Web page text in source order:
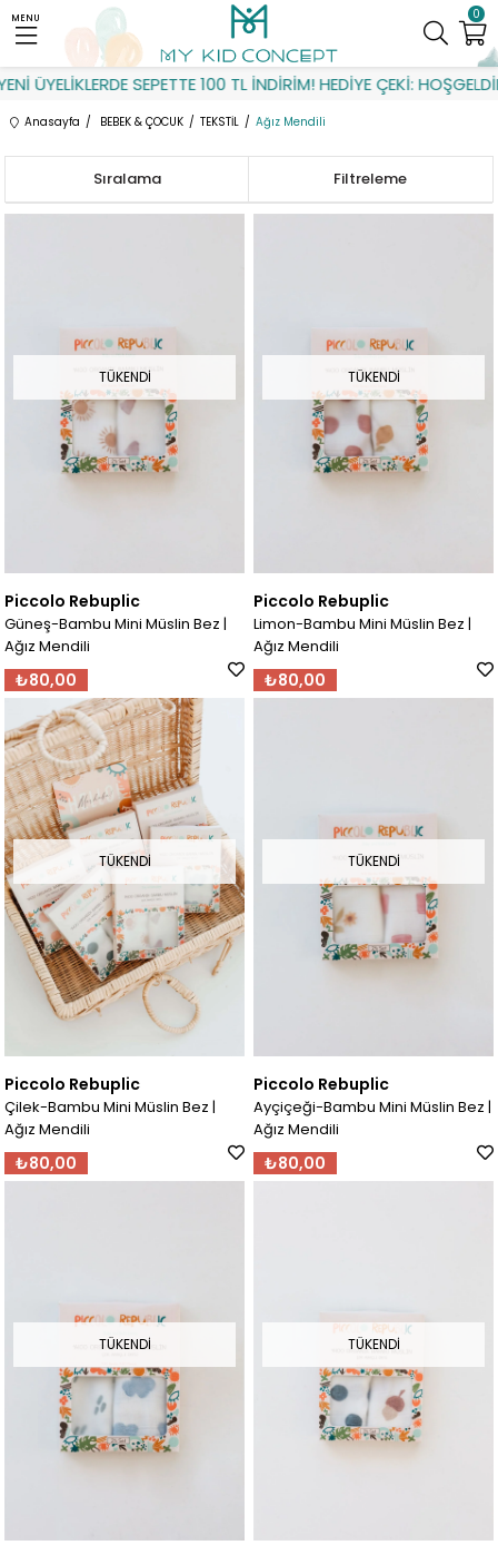
ÜYELİKLERDE SEPETTE 100 TL İNDİRİM! HEDİYE ÇEKİ: HOŞGELDİN
0
MENU
Anasayfa BEBEK & ÇOCUK TEKSTİL Ağız Mendili
Filtreleme
Sıralama
TÜKENDI
Piccolo Rebuplic
Güneş-Bambu Mini Müslin Bez |
Ağız Mendili
₺80,00
TÜKENDI
Piccolo Rebuplic
Limon-Bambu Mini Müslin Bez |
Ağız Mendili
₺80,00
TÜKENDI
Piccolo Rebuplic
Çilek-Bambu Mini Müslin Bez |
Ağız Mendili
₺80,00
TÜKENDI
Piccolo Rebuplic
Ayçiçeği-Bambu Mini Müslin Bez |
Ağız Mendili
₺80,00
TÜKENDI TÜKENDI